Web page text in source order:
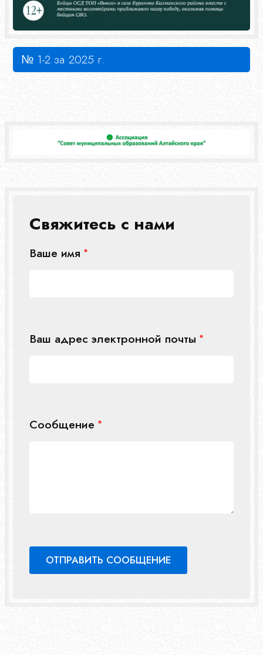
№ 1-2 за 2025 г.
Свяжитесь с нами
Ваше имя
Ваш адрес электронной почты
Сообщение